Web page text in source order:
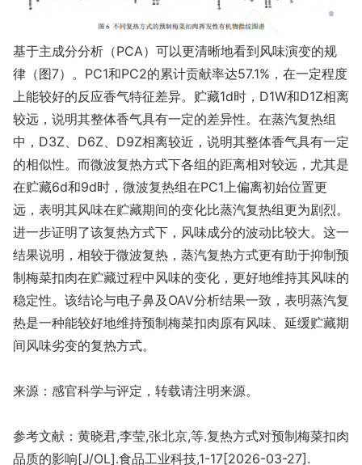
基于主成分分析（PCA）可以更清晰地看到风味演变的规
律（图7）。PC1和PC2的累计贡献率达57.1%，在一定程度
上能较好的反应香气特征差异。贮藏1d时，D1W和D1Z相离
较远，说明其整体香气具有一定的差异性。在蒸汽复热组
中，D3Z、D6Z、D9Z相离较近，说明其整体香气具有一定
的相似性。而微波复热方式下各组的距离相对较远，尤其是
在贮藏6d和9d时，微波复热组在PC1上偏离初始位置更
远，表明其风味在贮藏期间的变化比蒸汽复热组更为剧烈。
进一步证明了该复热方式下，风味成分的波动比较大。这一
结果说明，相较于微波复热，蒸汽复热方式更有助于抑制预
制梅菜扣肉在贮藏过程中风味的变化，更好地维持其风味的
稳定性。该结论与电子鼻及OAV分析结果一致，表明蒸汽复
热是一种能较好地维持预制梅菜扣肉原有风味、延缓贮藏期
间风味劣变的复热方式。
来源：感官科学与评定，转载请注明来源。
参考文献：黄晓君,李莹,张北京,等.复热方式对预制梅菜扣肉
品质的影响[J/OL].食品工业科技,1-17[2026-03-27].